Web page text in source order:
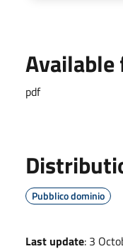
pdf
Pubblico dominio
Last update: 3